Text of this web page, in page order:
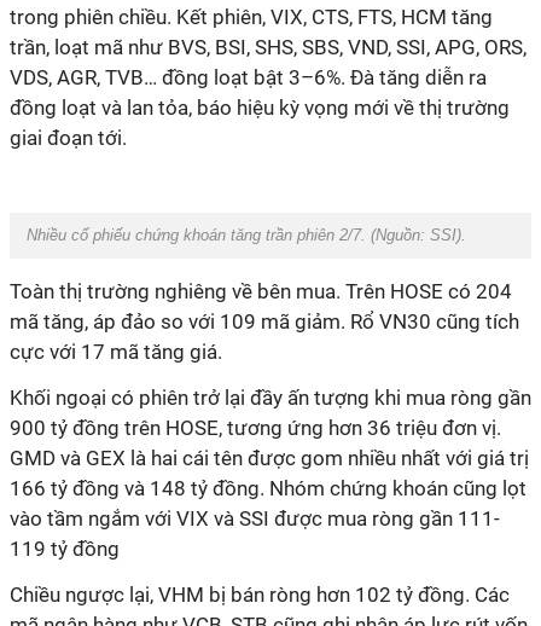
trong phiên chiều. Kết phiên, VIX, CTS, FTS, HCM tăng
trần, loạt mã như BVS, BSI, SHS, SBS, VND, SSI, APG, ORS,
VDS, AGR, TVB… đồng loạt bật 3–6%. Đà tăng diễn ra
đồng loạt và lan tỏa, báo hiệu kỳ vọng mới về thị trường
giai đoạn tới.
Nhiều cổ phiếu chứng khoán tăng trần phiên 2/7. (Nguồn: SSI).
Toàn thị trường nghiêng về bên mua. Trên HOSE có 204
mã tăng, áp đảo so với 1 09 mã giảm. Rổ VN30 cũng tích
cực với 1 7 mã tăng giá.
Khối ngoại có phiên trở lại đầy ấn tượng khi mua ròng gần
900 tỷ đồng trên HOSE, tương ứng hơn 36 triệu đơn vị.
GMD và GEX là hai cái tên được gom nhiều nhất với giá trị
166 tỷ đồng và 148 tỷ đồng. Nhóm chứng khoán cũng lọt
vào tầm ngắm với VIX và SSI được mua ròng gần 111-
119 tỷ đồng
Chiều ngược lại, VHM bị bán ròng hơn 102 tỷ đồng. Các